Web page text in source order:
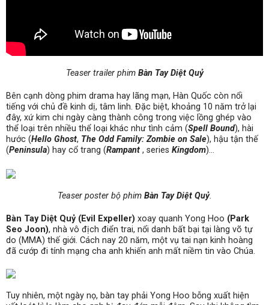
Teaser trailer phimBàn Tay Diệt Quỷ
Bên cạnh dòng phim drama hay lãng mạn, Hàn Quốc còn nổi
tiếng với chủ đề kinh dị, tâm linh. Đặc biệt, khoảng 10 năm trở lại
đây, xứ kim chi ngày càng thành công trong việc lồng ghép vào
thể loại trên nhiều thể loại khác như tình cảm (Spell Bound), hài
hước (Hello Ghost, The Odd Family: Zombie on Sale), hậu tận thế
(Peninsula) hay cổ trang (Rampant , series Kingdom)…
Teaser poster bộ phim Bàn Tay Diệt Quỷ.
Bàn Tay Diệt Quỷ (Evil Expeller) xoay quanh Yong Hoo (Park
Seo Joon), nhà vô địch điển trai, nổi danh bất bại tại làng võ tự
do (MMA) thế giới. Cách nay 20 năm, một vụ tai nạn kinh hoàng
đã cướp đi tính mạng cha anh khiến anh mất niềm tin vào Chúa.
Tuy nhiên, một ngày nọ, bàn tay phải Yong Hoo bỗng xuất hiện